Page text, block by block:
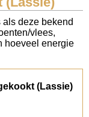
deze bekend
vlees,
hoeveel energie
(Lassie)